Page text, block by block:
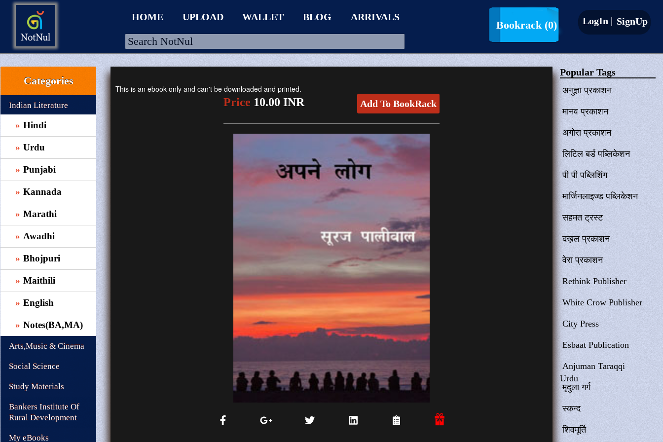
HOME
UPLOAD
WALLET
BLOG
ARRIVALS
CATEGORIES >
HOME UPLOAD WALLET BLOG ARRIVALS
Bookrack (0) LogIn | SignUp
Categories
Indian Literature
Hindi
Urdu
Punjabi
Kannada
Marathi
Awadhi
Bhojpuri
Maithili
English
Notes(BA,MA)
Arts,Music & Cinema
Social Science
Study Materials
Bankers Institute Of
Rural Development
My eBooks
This is an ebook only and can't be downloaded and printed.
Price 10.00 INR Add To BookRack
Popular Tags
अनुज्ञा प्रकाशन
मानव प्रकाशन
अगोरा प्रकाशन
लिटिल बर्ड पब्लिकेशन
पी पी पब्लिशिंग
मार्जिनलाइज्ड पब्लिकेशन
सहमत ट्रस्ट
दख़ल प्रकाशन
वेरा प्रकाशन
Rethink Publisher
White Crow Publisher
City Press
Esbaat Publication
Anjuman Taraqqi
Urdu
मृदुला गर्ग
स्कन्द
शिवमूर्ति